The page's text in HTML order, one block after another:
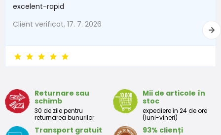
excelent-rapid
Client verificat, 17. 7. 2026
Returnare sau
schimb
30 de zile pentru
returnarea bunurilor
Mii de articole în
stoc
expediere în 24 de ore
(luni-vineri)
Transport gratuit
93% clienți